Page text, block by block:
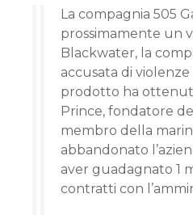
La compagnia 505
prossimamente un
Blackwater, la
accusata di violenze
prodotto ha
Prince, fondatore
membro della
abbandonato
aver guadagnato 1
contratti con